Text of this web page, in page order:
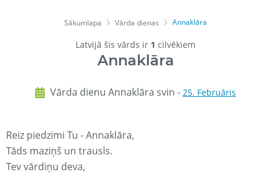
Sākumlapa Vārda dienas Annaklāra
Latvijā šis vārds ir 1 cilvēkiem
Annaklāra
Vārda dienu Annaklāra svin - 25. Februāris
Reiz piedzimi Tu - Annaklāra,
Tāds maziņš un trausls.
Tev vārdiņu deva,